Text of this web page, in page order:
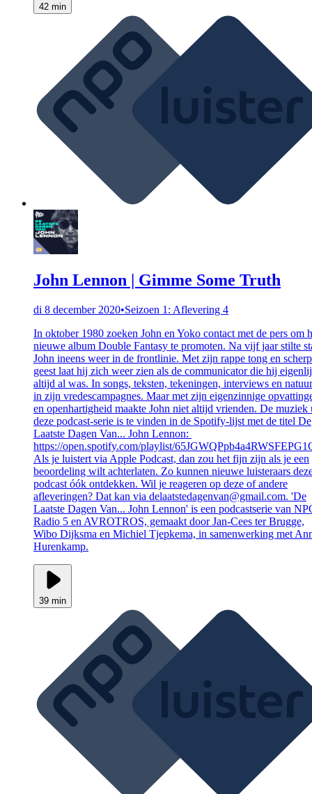
42 min
John Lennon | Gimme Some Truth
di 8 december 2020•Seizoen 1: Aflevering 4
In oktober 1980 zoeken John en Yoko contact met de pers om
nieuwe album Double Fantasy te promoten. Na vijf jaar stilte
John ineens weer in de frontlinie. Met zijn rappe tong en
geest laat hij zich weer zien als de communicator die hij
altijd al was. In songs, teksten, tekeningen, interviews en
in zijn vredescampagnes. Maar met zijn eigenzinnige
en openhartigheid maakte John niet altijd vrienden. De muziek
deze podcast-serie is te vinden in de Spotify-lijst met de titel De
Laatste Dagen Van... John Lennon:
https://open.spotify.com/playlist/
Als je luistert via Apple Podcast, dan zou het fijn zijn als je een
beoordeling wilt achterlaten. Zo kunnen nieuwe luisteraars
podcast óók ontdekken. Wil je reageren op deze of andere
afleveringen? Dat kan via delaatstedagenvan@gmail.com. 'De
Laatste Dagen Van... John Lennon' is een podcastserie van
Radio 5 en AVROTROS, gemaakt door Jan-Cees ter Brugge,
Wibo Dijksma en Michiel Tjepkema, in samenwerking met
Hurenkamp.
39 min